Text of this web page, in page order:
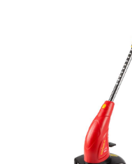
Электроды,
Электроды
Инверторы,
Маски
Зеркало